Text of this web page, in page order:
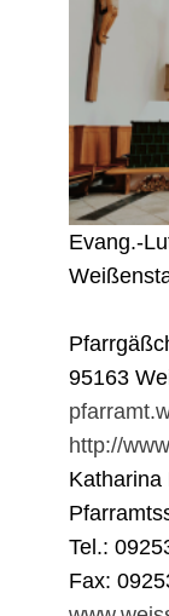
Evang.-
95163
http://
Katharina
Tel.:
Fax: